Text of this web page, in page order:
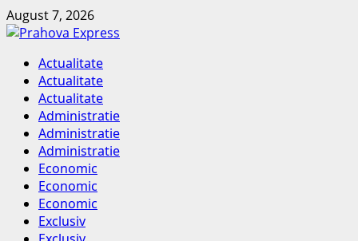
Skip
to
August 7, 2026
Primary
Menu
Actualitate
Actualitate
Actualitate
Administratie
Administratie
Administratie
Economic
Economic
Economic
Exclusiv